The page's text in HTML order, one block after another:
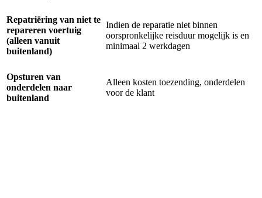
Repatriëring van niet te
repareren voertuig
(alleen vanuit
buitenland)
Indien de reparatie niet binnen
oorspronkelijke reisduur mogelijk is en
minimaal 2 werkdagen
Opsturen van
onderdelen naar
buitenland
Alleen kosten toezending, onderdelen
voor de klant